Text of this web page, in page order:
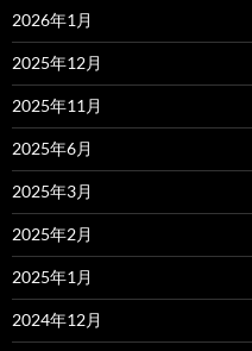
2026年1月
2025年12月
2025年11月
2025年6月
2025年3月
2025年2月
2025年1月
2024年12月